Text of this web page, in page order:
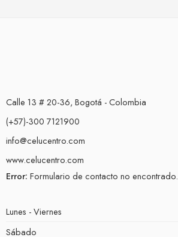
Calle 13 # 20-36, Bogotá - Colombia
(+57)-300 7121900
info@celucentro.com
www.celucentro.com
Error: Formulario de contacto no encontrado.
Lunes - Viernes
Sábado